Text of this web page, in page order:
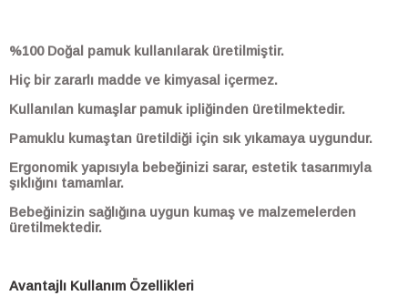
%100 Doğal pamuk kullanılarak üretilmiştir.
Hiç bir zararlı madde ve kimyasal içermez.
Kullanılan kumaşlar pamuk ipliğinden üretilmektedir.
Pamuklu kumaştan üretildiği için sık yıkamaya uygundur.
Ergonomik yapısıyla bebeğinizi sarar, estetik tasarımıyla
şıklığını tamamlar.
Bebeğinizin sağlığına uygun kumaş ve malzemelerden
üretilmektedir.
Avantajlı Kullanım Özellikleri